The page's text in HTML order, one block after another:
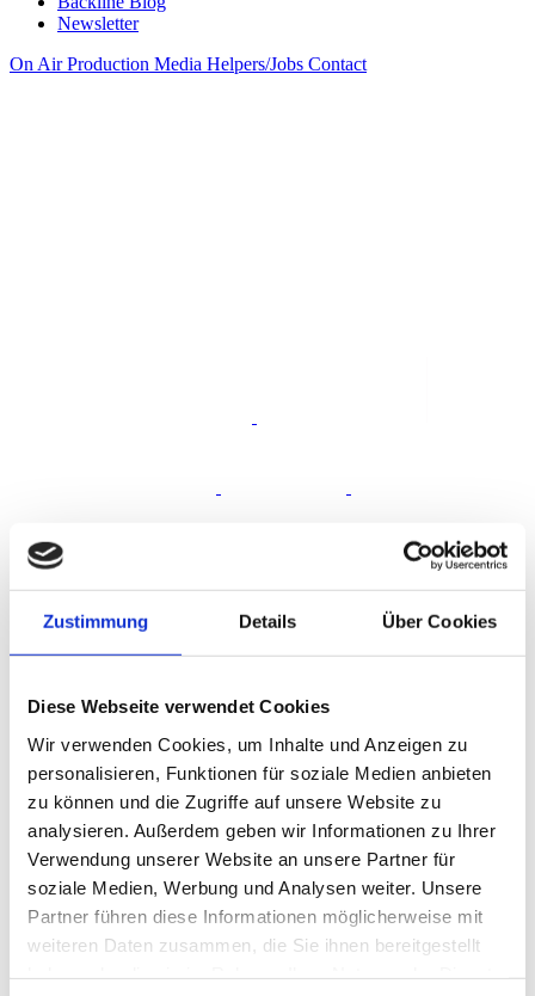
Zustimmung Details Über Cookies
Diese Webseite verwendet Cookies
Wir verwenden Cookies, um Inhalte und Anzeigen zu
personalisieren, Funktionen für soziale Medien anbieten
zu können und die Zugriffe auf unsere Website zu
analysieren. Außerdem geben wir Informationen zu Ihrer
Verwendung unserer Website an unsere Partner für
soziale Medien, Werbung und Analysen weiter. Unsere
Partner führen diese Informationen möglicherweise mit
weiteren Daten zusammen, die Sie ihnen bereitgestellt
Newsletter
On AirProduction Media Helpers/Jobs Contact